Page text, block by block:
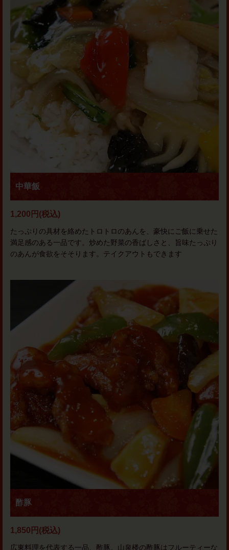
中華飯
1,200円 (税込)
たっぷりの具材を絡めたトロトロのあんを、豪快にご飯に乗せた
満足感のある一品です。炒めた野菜の香ばしさと、旨味たっぷり
のあんが食欲をそそります。テイクアウトもできます
酢豚
1,850円 (税込)
広東料理を代表する一品、酢豚。山泉楼の酢豚はフルーティーな